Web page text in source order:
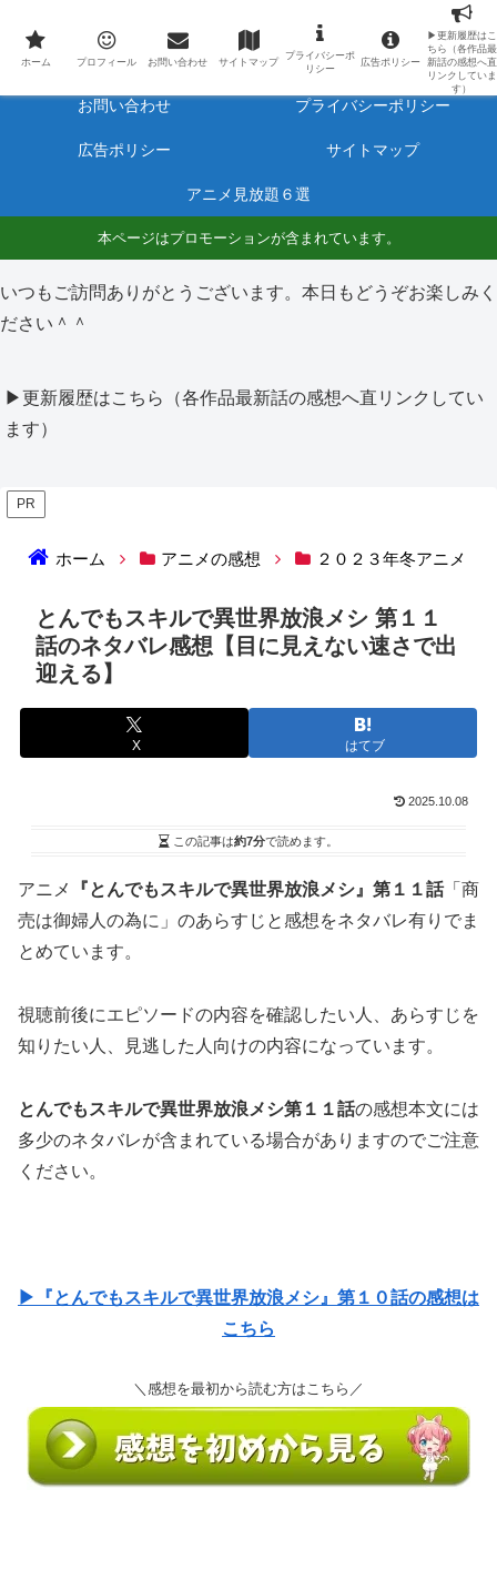
最新アニメのあらすじと感想をネタバレ有りで毎日更新しています。
ホーム プロフィール
お問い合わせ プライバシーポリシー
広告ポリシー サイトマップ
アニメ見放題６選
本ページはプロモーションが含まれています。
いつもご訪問ありがとうございます。本日もどうぞお楽しみく
ださい＾＾
▶更新履歴はこちら（各作品最新話の感想へ直リンクしてい
ます）
PR
ホーム アニメの感想 ２０２３年冬アニメ
とんでもスキルで異世界放浪メシ 第１１
話のネタバレ感想【目に見えない速さで出
迎える】
X はてブ
2025.10.08
この記事は約7分で読めます。
アニメ 『とんでもスキルで異世界放浪メシ』第１１話「商
売は御婦人の為に」のあらすじと感想をネタバレ有りでま
とめています。
視聴前後にエピソードの内容を確認したい人、あらすじを
知りたい人、見逃した人向けの内容になっています。
とんでもスキルで異世界放浪メシ第１１話の感想本文には
多少のネタバレが含まれている場合がありますのでご注意
ください。
▶『とんでもスキルで異世界放浪メシ』第１０話の感想は
こちら
＼感想を最初から読む方はこちら／
ホーム プロフィール お問い合わせ サイトマップ
プライバシーポ
リシー
広告ポリシー
▶更新履歴はこ
ちら（各作品最
新話の感想へ直
リンクしていま
す）